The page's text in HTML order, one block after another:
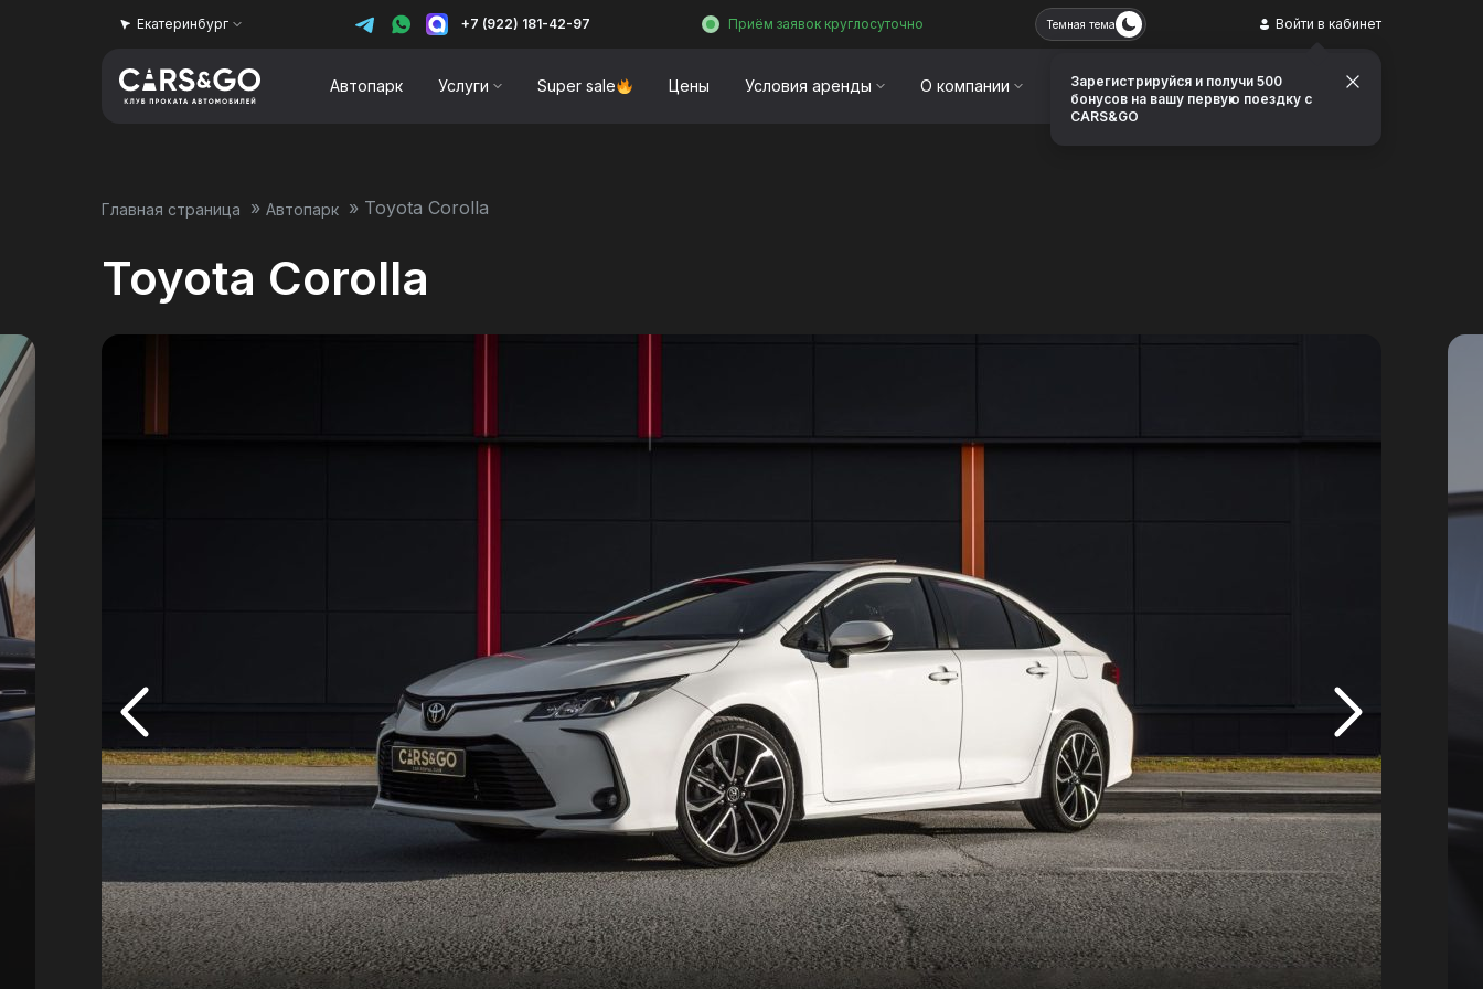
Автопарк Услуги Super sale Цены Условия аренды О компании Контакты Заказать звонок
Екатеринбург +7 (922) 181-42-97 Приём заявок круглосуточно Темная тема Войти в кабинет
Главная страница » Автопарк » Toyota Corolla
Toyota Corolla
Зарегистрируйся и получи 500
бонусов на вашу первую поездку с
CARS&GO